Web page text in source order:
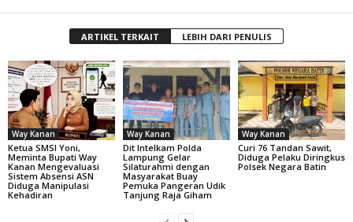
ARTIKEL TERKAIT LEBIH DARI PENULIS
Way Kanan
Ketua SMSI Yoni,
Meminta Bupati Way
Kanan Mengevaluasi
Sistem Absensi ASN
Diduga Manipulasi
Kehadiran
Way Kanan
Dit Intelkam Polda
Lampung Gelar
Silaturahmi dengan
Masyarakat Buay
Pemuka Pangeran Udik
Tanjung Raja Giham
Way Kanan
Curi 76 Tandan Sawit,
Diduga Pelaku Diringkus
Polsek Negara Batin